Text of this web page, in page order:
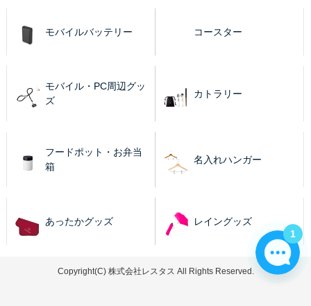
モバイルバッテリー コースター
モバイル・PC周辺グッ
ズ
カトラリー
フードポット・お弁当
箱
名入れハンガー
あったかグッズ レイングッズ
Copyright(C) 株式会社レスタス All Rights Reserved.
1